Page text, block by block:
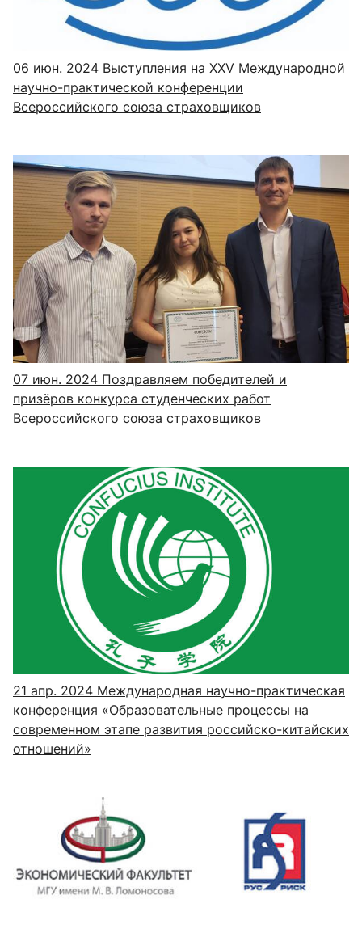
06 июн. 2024 Выступления на XXV Международной
научно-практической конференции
Всероссийского союза страховщиков
07 июн. 2024 Поздравляем победителей и
призёров конкурса студенческих работ
Всероссийского союза страховщиков
21 апр. 2024 Международная научно-практическая
конференция «Образовательные процессы на
современном этапе развития российско-китайских
отношений»